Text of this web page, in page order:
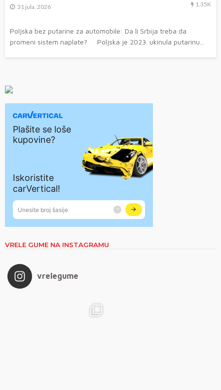
31 jula, 2026 1.35K
Poljska bez putarine za automobile: Da li Srbija treba da
promeni sistem naplate? Poljska je 2023. ukinula putarinu...
VRELE GUME NA INSTAGRAMU
vrelegume